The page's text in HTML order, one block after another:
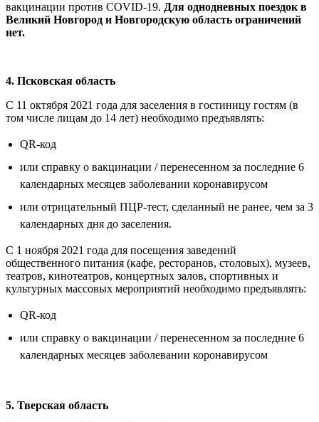
вакцинации против COVID-19. Для однодневных поездок в
Великий Новгород и Новгородскую область ограничений
нет.
4. Псковская область
С 11 октября 2021 года для заселения в гостиницу гостям (в
том числе лицам до 14 лет) необходимо предъявлять:
QR-код
или справку о вакцинации / перенесенном за последние 6
календарных месяцев заболевании коронавирусом
или отрицательный ПЦР-тест, сделанный не ранее, чем за 3
календарных дня до заселения.
С 1 ноября 2021 года для посещения заведений
общественного питания (кафе, ресторанов, столовых), музеев,
театров, кинотеатров, концертных залов, спортивных и
культурных массовых мероприятий необходимо предъявлять:
QR-код
или справку о вакцинации / перенесенном за последние 6
календарных месяцев заболевании коронавирусом
5. Тверская область